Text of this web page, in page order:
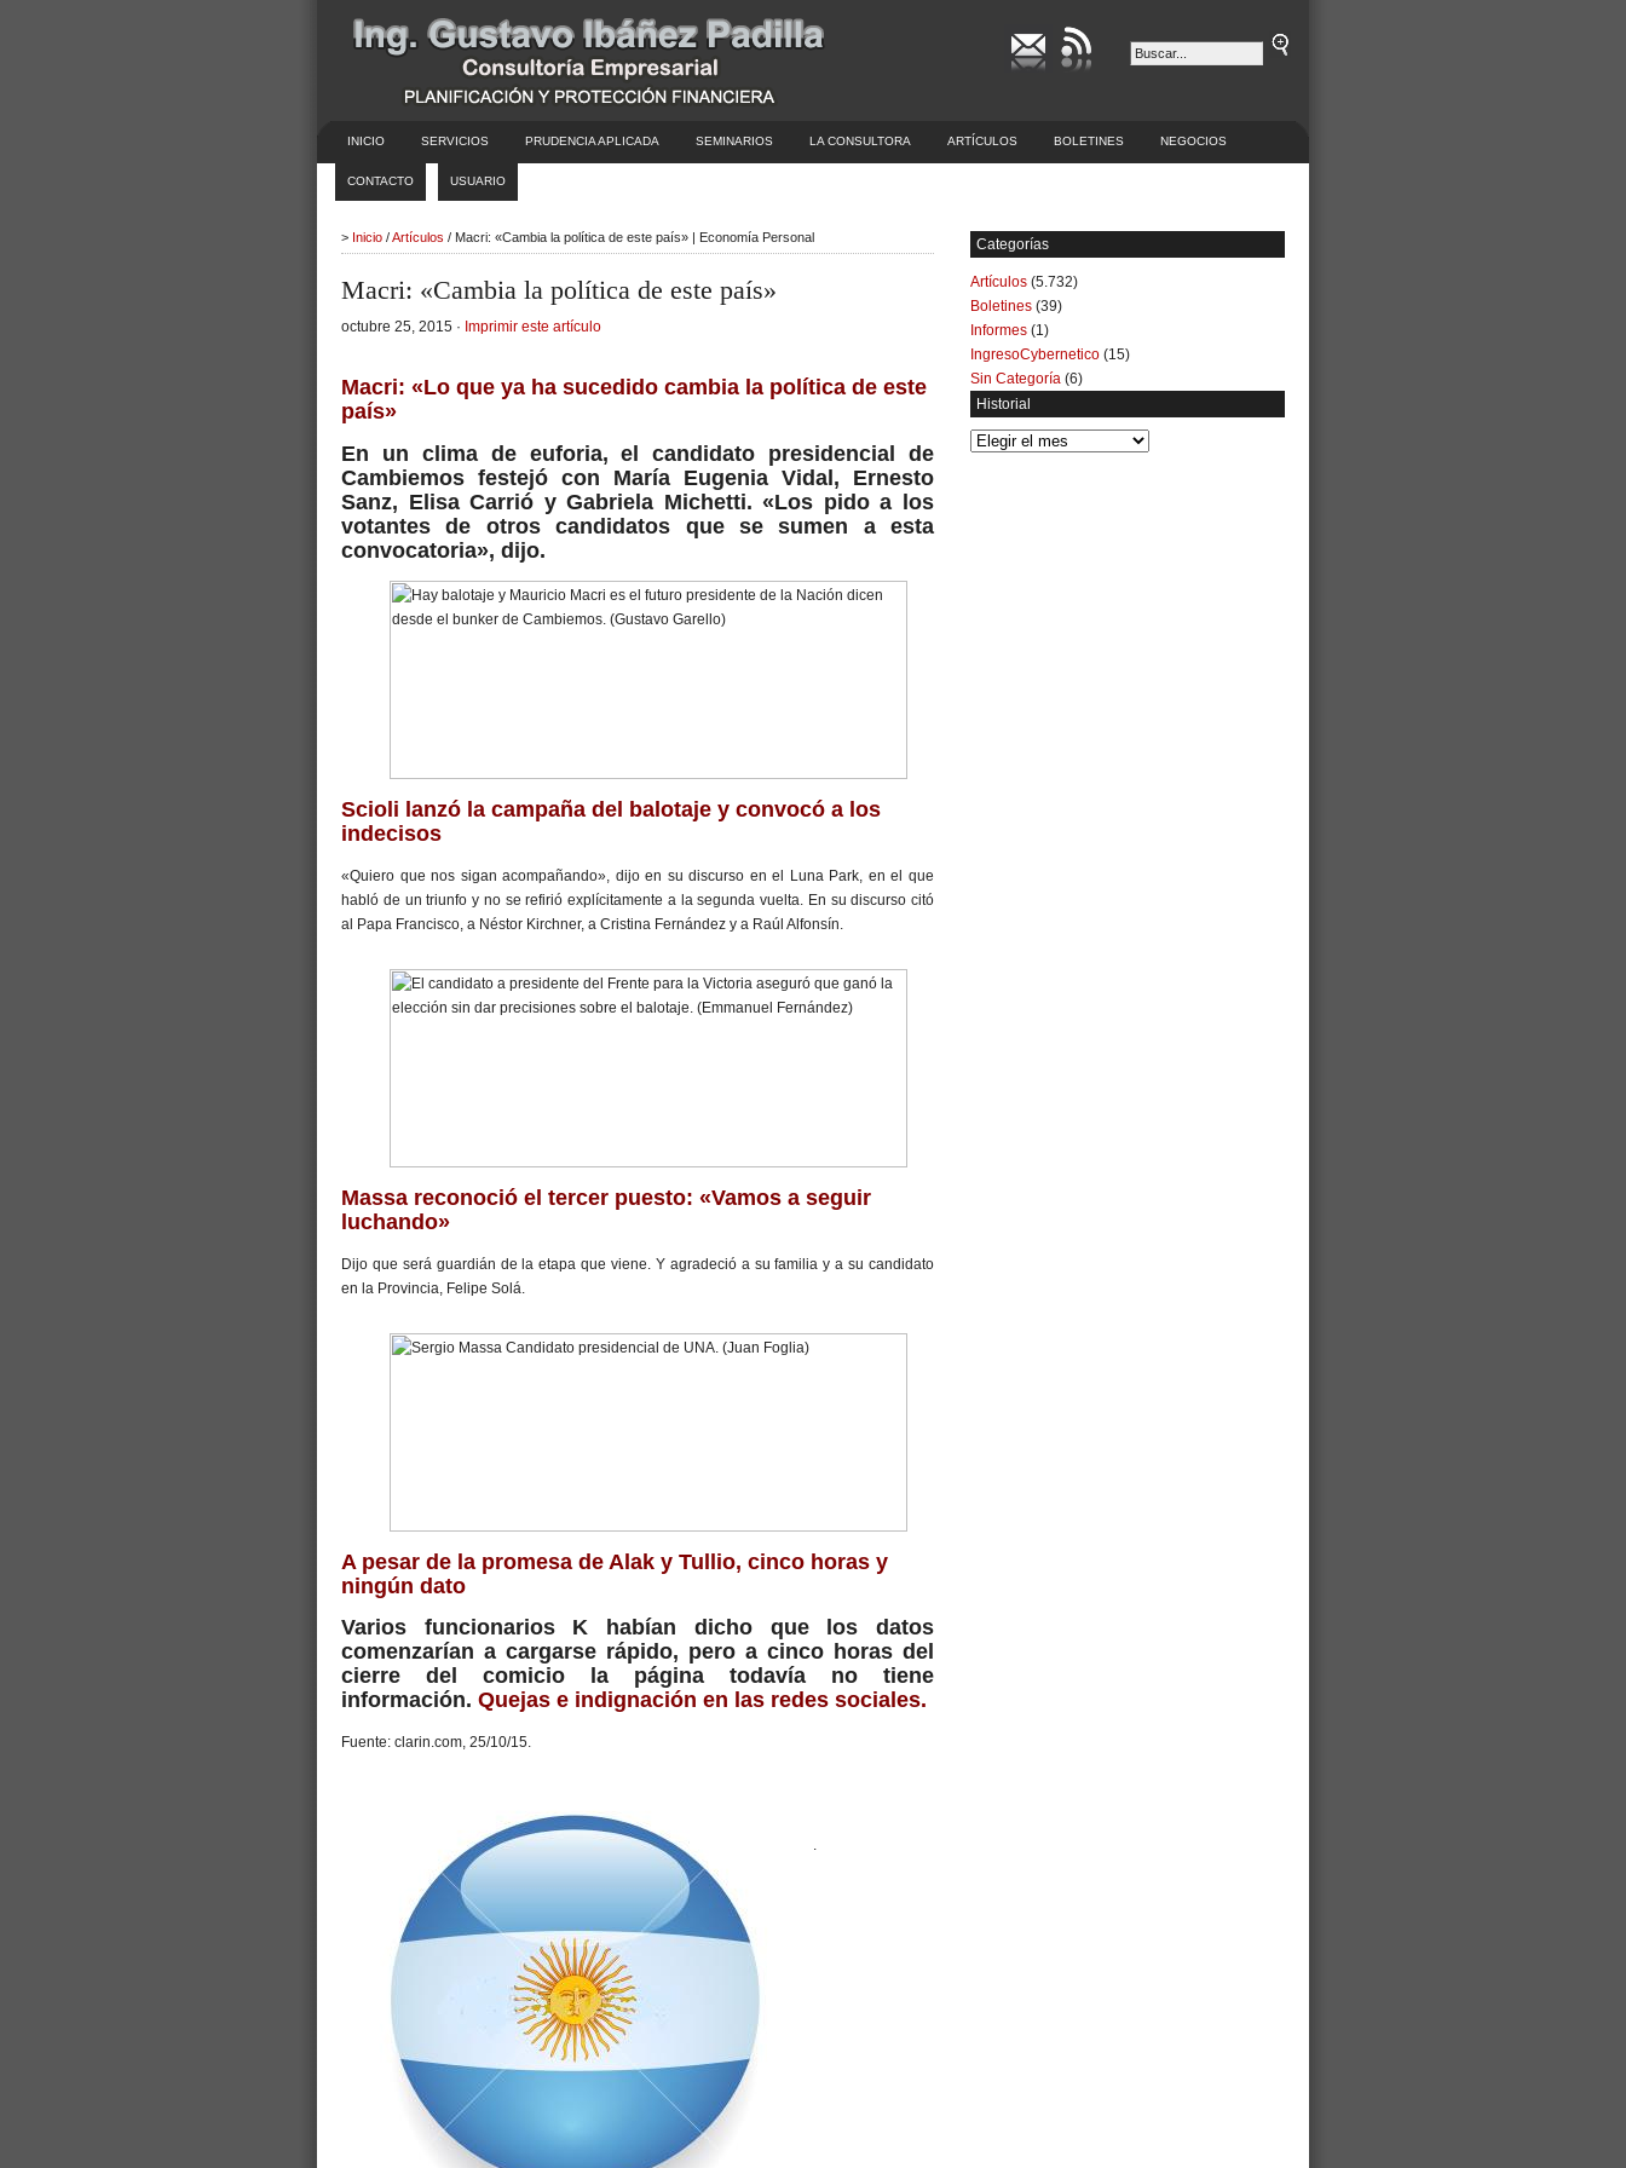
INICIO SERVICIOS PRUDENCIA APLICADA SEMINARIOS LA CONSULTORA ARTÍCULOS BOLETINES NEGOCIOS
CONTACTO USUARIO
> Inicio /Artículos / Macri: «Cambia la política de este país» | Economía Personal
Macri: «Cambia la política de este país»
octubre 25, 2015 · Imprimir este artículo
Macri: «Lo que ya ha sucedido cambia la política de este
país»
En un clima de euforia, el candidato presidencial de
Cambiemos festejó con María Eugenia Vidal, Ernesto
Sanz, Elisa Carrió y Gabriela Michetti. «Los pido a los
votantes de otros candidatos que se sumen a esta
convocatoria», dijo.
Scioli lanzó la campaña del balotaje y convocó a los
indecisos
«Quiero que nos sigan acompañando», dijo en su discurso en el Luna Park, en el que
habló de un triunfo y no se refirió explícitamente a la segunda vuelta. En su discurso citó
al Papa Francisco, a Néstor Kirchner, a Cristina Fernández y a Raúl Alfonsín.
Massa reconoció el tercer puesto: «Vamos a seguir
luchando»
Dijo que será guardián de la etapa que viene. Y agradeció a su familia y a su candidato
en la Provincia, Felipe Solá.
A pesar de la promesa de Alak y Tullio, cinco horas y
ningún dato
Varios funcionarios K habían dicho que los datos
comenzarían a cargarse rápido, pero a cinco horas del
cierre del comicio la página todavía no tiene
información. Quejas e indignación en las redes sociales.
Fuente: clarin.com, 25/10/15.
.
Categorías
Artículos (5.732)
Boletines (39)
Informes (1)
IngresoCybernetico (15)
Sin Categoría (6)
Historial
Historial